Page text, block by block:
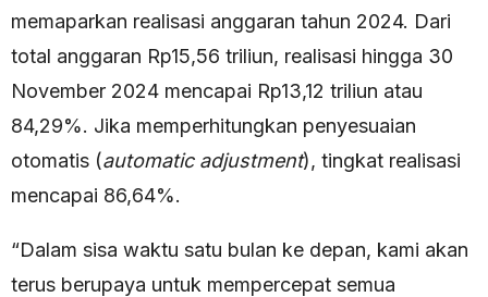
memaparkan realisasi anggaran tahun 2024. Dari
total anggaran Rp15,56 triliun, realisasi hingga 30
November 2024 mencapai Rp13,12 triliun atau
84,29%. Jika memperhitungkan penyesuaian
otomatis (automatic adjustment), tingkat realisasi
mencapai 86,64%.
“Dalam sisa waktu satu bulan ke depan, kami akan
terus berupaya untuk mempercepat semua